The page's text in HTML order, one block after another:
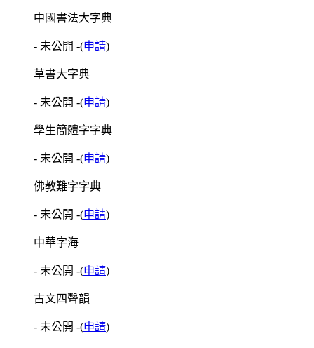
中國書法大字典
- 未公開 -(申請)
草書大字典
- 未公開 -(申請)
學生簡體字字典
- 未公開 -(申請)
佛教難字字典
- 未公開 -(申請)
中華字海
- 未公開 -(申請)
古文四聲韻
- 未公開 -(申請)